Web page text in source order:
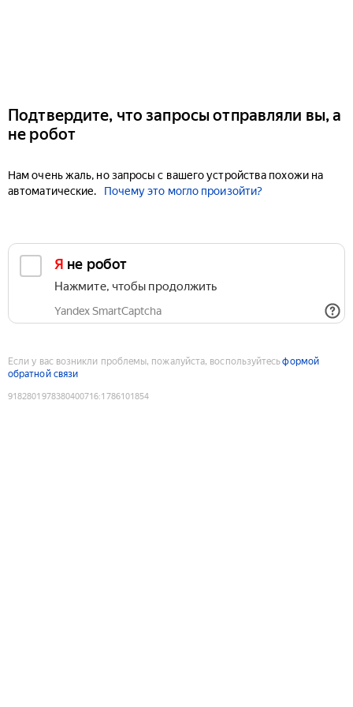
Подтвердите, что запросы отправляли вы, а
не робот
Нам очень жаль, но запросы с вашего устройства похожи на
автоматические.
Почему это могло произойти?
Я не робот
Нажмите, чтобы продолжить
Yandex SmartCaptcha
Если у вас возникли проблемы, пожалуйста, воспользуйтесьформой
обратной связи
9182801978380400716:1786101854